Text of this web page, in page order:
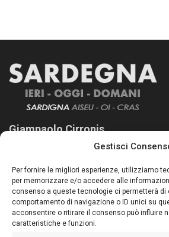
Gestisci
Per fornire le migliori esperienze, utilizziamo
per memorizzare e/o accedere alle
consenso a queste tecnologie ci permetterà di
comportamento di navigazione o ID unici su
acconsentire o ritirare il consenso può influire
caratteristiche e funzioni.
Giampaolo Cirronis
Sardegna Ieri-Oggi-Domani nasce per
lettori su quanto accade in Sardegna, con
nostro passato e, soprattutto, al nostro
Follow Us